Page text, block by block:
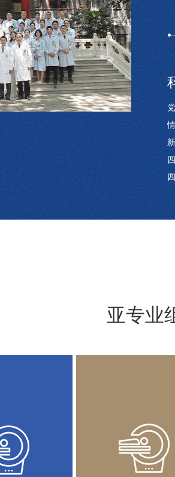
亚专业